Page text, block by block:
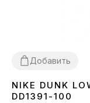
Добавить
3637 383940 4142
NIKE DUNK
DD1391-100